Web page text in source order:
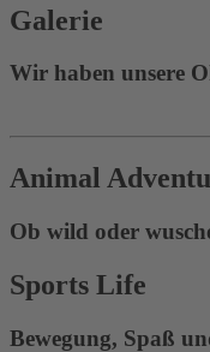
Galerie
Wir haben unsere
Animal
Ob wild oder
Sports Life
Bewegung, Spaß